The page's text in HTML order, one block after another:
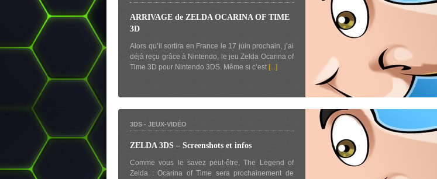
ARRIVAGE de ZELDA OCARINA OF TIME
3D
Alors qu’il sortira en France le 17 juin prochain, j’ai
déjà reçu grâce à Nintendo, le jeu Zelda Ocarina of
Time 3D pour Nintendo 3DS. Même si c’est [...]
3DS - JEUX-VIDÉO
ZELDA 3DS – Screenshots et infos
Comme vous le savez peut-être, The Legend of
Zelda : Ocarina of Time sera prochainement de